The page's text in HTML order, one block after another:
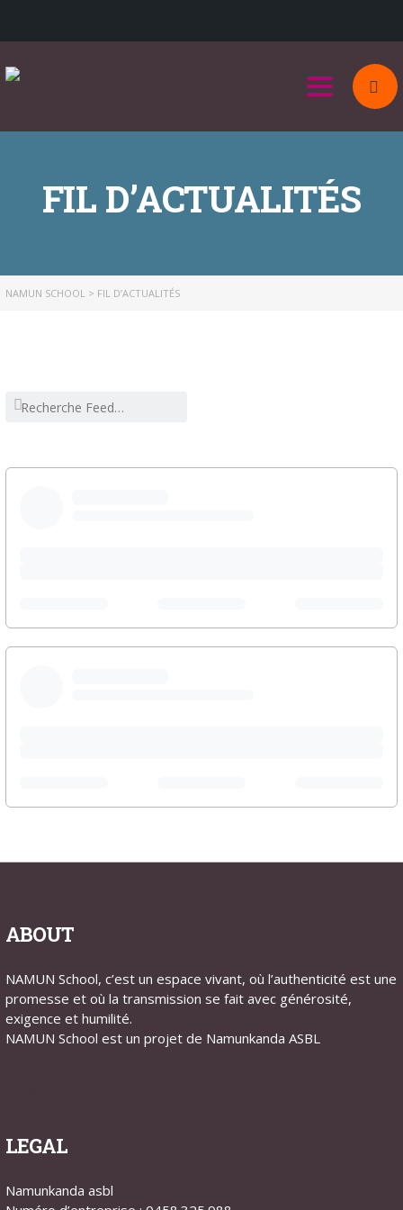
Toggle
FIL D’ACTUALITÉS
NAMUN SCHOOL > FIL D’ACTUALITÉS
ABOUT
NAMUN School, c’est un espace vivant, où l’authenticité est une
promesse et où la transmission se fait avec générosité,
exigence et humilité.
NAMUN School est un projet de Namunkanda ASBL
LEGAL
Namunkanda asbl